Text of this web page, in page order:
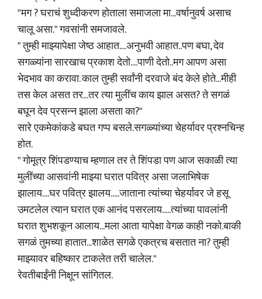
"मग ? घराचं शुध्दीकरण होताला समाजला मा...वर्षानुवर्ष असाच
चालू असा." गवसांनी समजावले.
" तुम्ही माझ्यापेक्षा जेष्ठ आहात....अनुभवी आहात..पण बघा, देव
सगळ्यांना सारखाच प्रकाश देतो....पाणी देतो..मग आपण असा
भेदभाव का करावा. काल तुम्ही सर्वांनी दरवाजे बंद केले होते...मीही
तस केल असत तर...तर त्या मुलींच काय झाल असत? ते सगळं
बघून देव प्रसन्न झाला असता का?"
सारे एकमेकांकडे बघत गप्प बसले.सगळ्यांच्या चेहर्यावर प्रश्नचिन्ह
होत.
" गोमूत्र शिंपडण्याच म्हणाल तर ते शिंपडा पण आज सकाळी त्या
मुलींच्या आसवांनी माझ्या घरात पवित्र असा जलाभिषेक
झालाय....घर पवित्र झालय.....जाताना त्यांच्या चेहर्यावर जे हसू
उमटलेल त्यान घरात एक आनंद पसरलाय.....त्यांच्या पावलांनी
घरात शुभशकून आलाय...मला आता यापेक्षा वेगळ काही नको.बाकी
सगळं तुमच्या हातात...शाळेत सगळे एकत्रच बसतात ना? तुम्ही
माझ्यावर बहिष्कार टाकलेत तरी चालेल."
रेवतीबाईंनी निक्षून सांगितल.